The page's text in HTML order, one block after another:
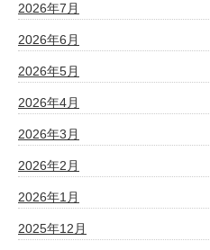
2026年7月
2026年6月
2026年5月
2026年4月
2026年3月
2026年2月
2026年1月
2025年12月